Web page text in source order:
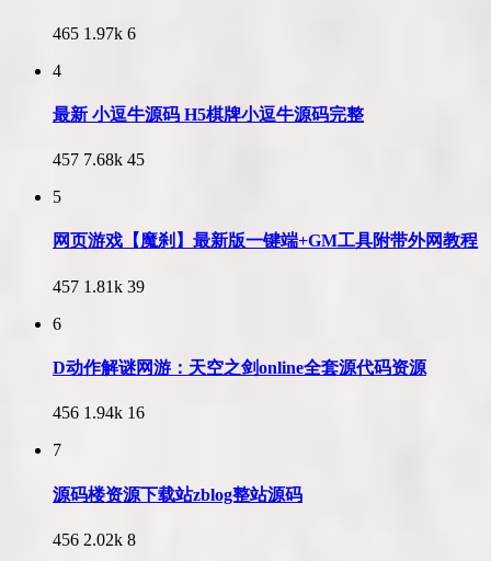
465 1.97k 6
4
最新 小逗牛源码 H5棋牌小逗牛源码完整
457 7.68k 45
5
网页游戏【魔刹】最新版一键端+GM工具附带外网教程
457 1.81k 39
6
D动作解谜网游：天空之剑online全套源代码资源
456 1.94k 16
7
源码楼资源下载站zblog整站源码
456 2.02k 8